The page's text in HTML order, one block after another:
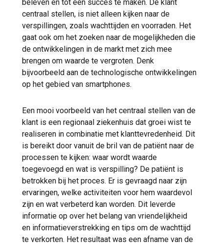
beleven en tot een succes te maken. De klant
centraal stellen, is niet alleen kijken naar de
verspillingen, zoals wachttijden en voorraden. Het
gaat ook om het zoeken naar de mogelijkheden die
de ontwikkelingen in de markt met zich mee
brengen om waarde te vergroten. Denk
bijvoorbeeld aan de technologische ontwikkelingen
op het gebied van smartphones.
Een mooi voorbeeld van het centraal stellen van de
klant is een regionaal ziekenhuis dat groei wist te
realiseren in combinatie met klanttevredenheid. Dit
is bereikt door vanuit de bril van de patiënt naar de
processen te kijken: waar wordt waarde
toegevoegd en wat is verspilling? De patiënt is
betrokken bij het proces. Er is gevraagd naar zijn
ervaringen, welke activiteiten voor hem waardevol
zijn en wat verbeterd kan worden. Dit leverde
informatie op over het belang van vriendelijkheid
en informatieverstrekking en tips om de wachttijd
te verkorten. Het resultaat was een afname van de